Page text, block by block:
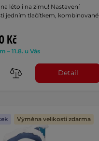
léto i na zimu! Nastavení
jedním tlačítkem, kombinované
Kč
– 11.8. u Vás
Detail
Výměna velikosti zdarma